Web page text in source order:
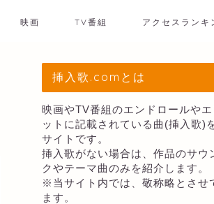
映画 TV番組 アクセスランキ
挿入歌.comとは
映画やTV番組のエンドロールや
ットに記載されている曲(挿入歌)
サイトです。
挿入歌がない場合は、作品のサウ
クやテーマ曲のみを紹介します。
※当サイト内では、敬称略とさせ
ます。